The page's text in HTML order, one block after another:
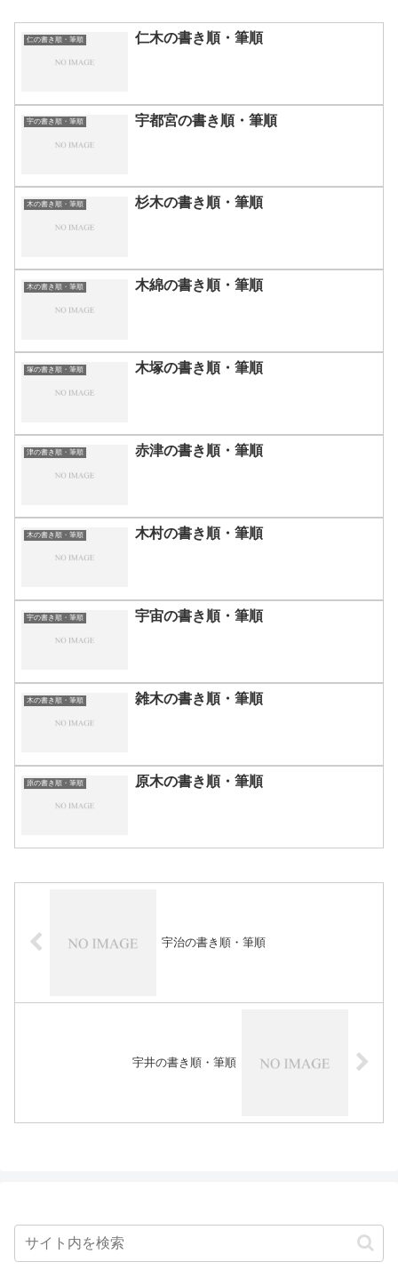
仁の書き順・筆順 仁木の書き順・筆順
宇の書き順・筆順 宇都宮の書き順・筆順
木の書き順・筆順 杉木の書き順・筆順
木の書き順・筆順 木綿の書き順・筆順
塚の書き順・筆順 木塚の書き順・筆順
津の書き順・筆順 赤津の書き順・筆順
木の書き順・筆順 木村の書き順・筆順
宇の書き順・筆順 宇宙の書き順・筆順
木の書き順・筆順 雑木の書き順・筆順
原の書き順・筆順 原木の書き順・筆順
宇治の書き順・筆順
宇井の書き順・筆順